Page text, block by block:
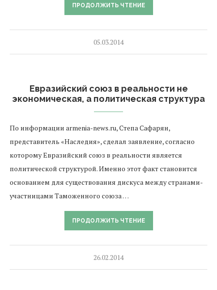
ПРОДОЛЖИТЬ ЧТЕНИЕ
05.03.2014
Евразийский союз в реальности не
экономическая, а политическая структура
По информации armenia-news.ru, Степа Сафарян,
представитель «Наследия», сделал заявление, согласно
которому Евразийский союз в реальности является
политической структурой. Именно этот факт становится
основанием для существования дискуса между странами-
участницами Таможенного союза …
ПРОДОЛЖИТЬ ЧТЕНИЕ
26.02.2014